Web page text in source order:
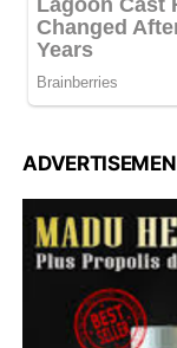
ADVERTISEMEN